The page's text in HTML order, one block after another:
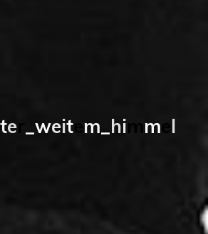
ter weite m hi m l